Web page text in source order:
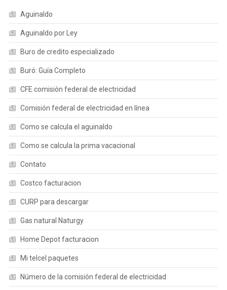
Aguinaldo
Aguinaldo por Ley
Buro de credito especializado
Buró: Guía Completo
CFE comisión federal de electricidad
Comisión federal de electricidad en línea
Como se calcula el aguinaldo
Como se calcula la prima vacacional
Contato
Costco facturacion
CURP para descargar
Gas natural Naturgy
Home Depot facturacion
Mi telcel paquetes
Número de la comisión federal de electricidad